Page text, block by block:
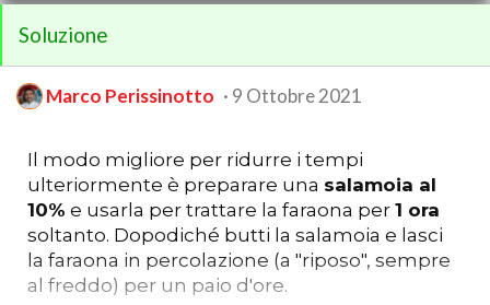
Soluzione
Marco Perissinotto 9 Ottobre 2021
Il modo migliore per ridurre i tempi
ulteriormente è preparare una salamoia al
10% e usarla per trattare la faraona per 1 ora
soltanto. Dopodiché butti la salamoia e lasci
la faraona in percolazione (a "riposo", sempre
al freddo) per un paio d'ore.